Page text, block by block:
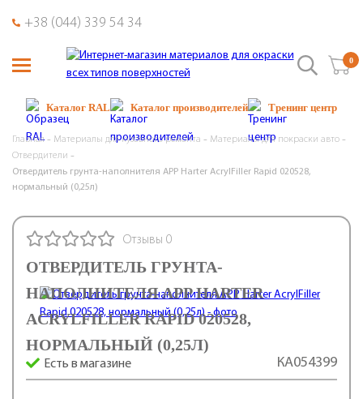
+38 (044) 339 54 34
0
Каталог RAL Каталог производителей Тренинг центр
Главная Материалы для кузовного ремонта
Материалы для покраски авто
Отвердители
Отвердитель грунта-наполнителя APP Harter AcrylFiller Rapid 020528,
нормальный (0,25л)
ОТВЕРДИТЕЛЬ ГРУНТА-
НАПОЛНИТЕЛЯ APP HARTER
ACRYLFILLER RAPID 020528,
НОРМАЛЬНЫЙ (0,25Л)
Отзывы 0
КА054399
Есть в магазине